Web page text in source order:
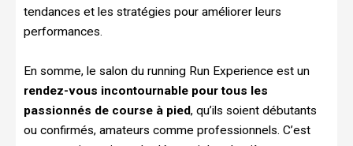
tendances et les stratégies pour améliorer leurs
performances.
En somme, le salon du running Run Experience est un
rendez-vous incontournable pour tous les
passionnés de course à pied, qu’ils soient débutants
ou confirmés, amateurs comme professionnels. C’est